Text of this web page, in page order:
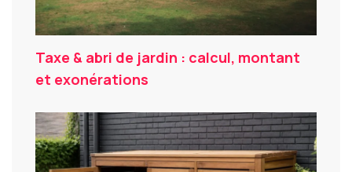
Taxe & abri de jardin : calcul, montant
et exonérations